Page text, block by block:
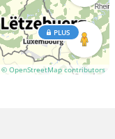
© OpenStreetMap contributors
PLUS